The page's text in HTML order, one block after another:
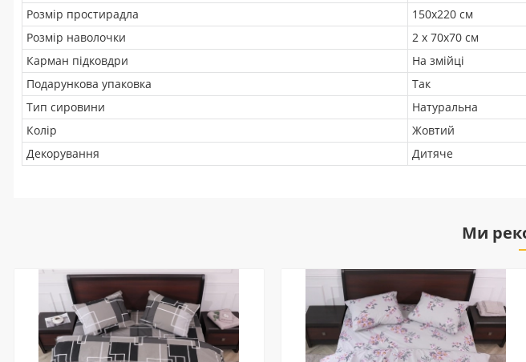
Розмір простирадла
150х220 см
Розмір наволочки
2 х 70х70 см
Карман підковдри
На змійці
Подарункова упаковка
Так
Тип сировини
Натуральна
Колір
Жовтий
Декорування
Дитяче
Ми